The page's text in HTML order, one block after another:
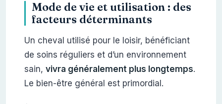
Mode de vie et utilisation : des
facteurs déterminants
Un cheval utilisé pour le loisir, bénéficiant
de soins réguliers et d’un environnement
sain, vivra généralement plus longtemps.
Le bien-être général est primordial.